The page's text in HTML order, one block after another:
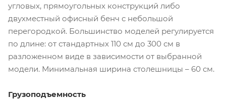
угловых, прямоугольных конструкций либо
двухместный офисный бенч с небольшой
перегородкой. Большинство моделей регулируется
по длине: от стандартных 110 см до 300 см в
разложенном виде в зависимости от выбранной
модели. Минимальная ширина столешницы – 60 см.
Грузоподъемность